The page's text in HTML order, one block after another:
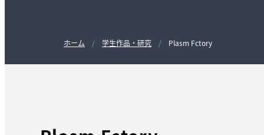
ホーム 学生作品・研究 Plasm Fctory